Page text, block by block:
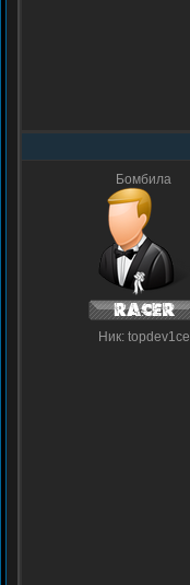
Бомбила
Ник: topdev1ce